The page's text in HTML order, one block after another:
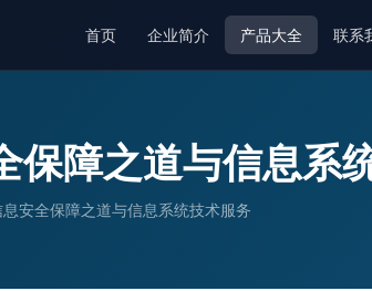
首页 企业简介 产品大全 联系
保障之道与信息系
安全保障之道与信息系统技术服务